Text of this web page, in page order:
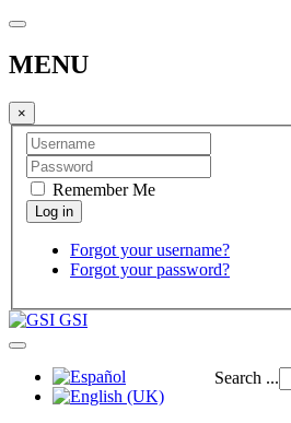
MENU
×
Remember Me
Forgot your username?
Forgot your password?
GSI
Search ...